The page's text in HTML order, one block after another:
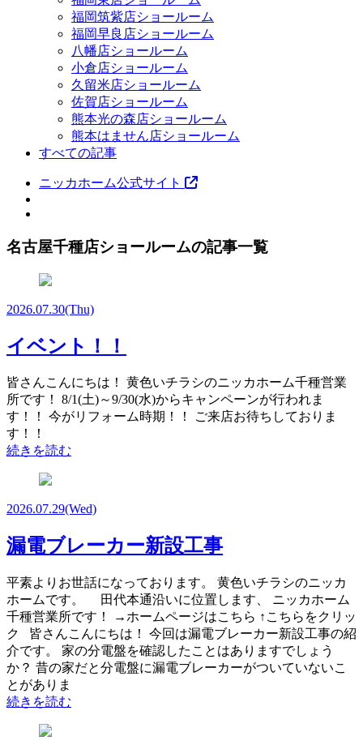
福岡筑紫店ショールーム
福岡早良店ショールーム
八幡店ショールーム
小倉店ショールーム
久留米店ショールーム
佐賀店ショールーム
熊本光の森店ショールーム
熊本はません店ショールーム
すべての記事
ニッカホーム公式サイト
名古屋千種店ショールームの記事一覧
2026.07.30(Thu)
イベント！！
皆さんこんにちは！ 黄色いチラシのニッカホーム千種営業
所です！ 8/1(土)～9/30(水)からキャンペーンが行われま
す！！ 今がリフォーム時期！！ ご来店お待ちしておりま
す！！
続きを読む
2026.07.29(Wed)
漏電ブレーカー新設工事
平素よりお世話になっております。 黄色いチラシのニッカ
ホームです。 田代本通沿いに位置します、 ニッカホーム
千種営業所です！ →ホームページはこちら ↑こちらをクリッ
ク 皆さんこんにちは！ 今回は漏電ブレーカー新設工事の紹
介です。 家の分電盤を確認したことはありますでしょう
か？ 昔の家だと分電盤に漏電ブレーカーがついていないこ
とがありま
続きを読む